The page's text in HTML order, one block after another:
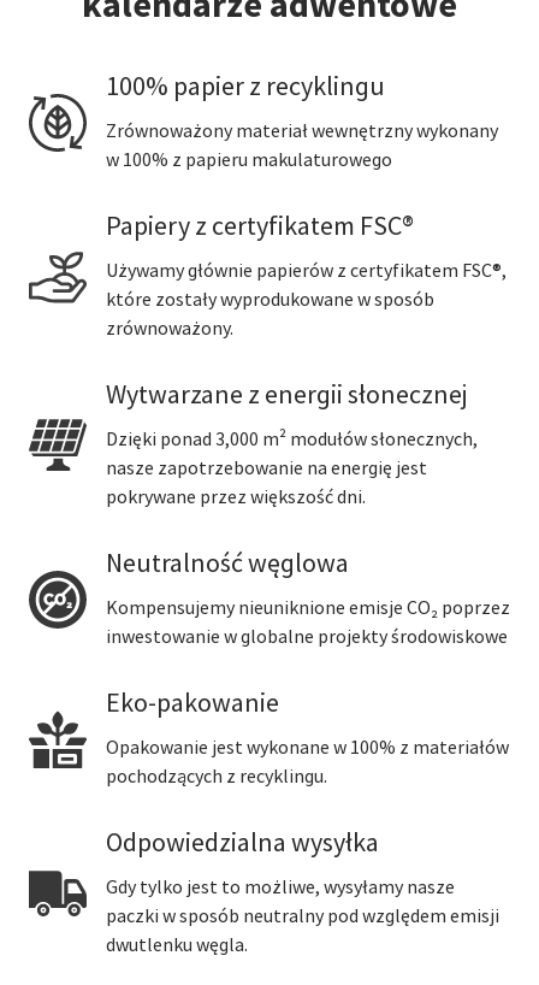
100% papier z recyklingu
Zrównoważony materiał wewnętrzny wykonany
w 100% z papieru makulaturowego
Papiery z certyfikatem FSC®
Używamy głównie papierów z certyfikatem FSC®,
które zostały wyprodukowane w sposób
zrównoważony.
Wytwarzane z energii słonecznej
Dzięki ponad 3,000 m² modułów słonecznych,
nasze zapotrzebowanie na energię jest
pokrywane przez większość dni.
Neutralność węglowa
Kompensujemy nieuniknione emisje CO₂ poprzez
inwestowanie w globalne projekty środowiskowe
Eko-pakowanie
Opakowanie jest wykonane w 100% z materiałów
pochodzących z recyklingu.
Odpowiedzialna wysyłka
Gdy tylko jest to możliwe, wysyłamy nasze
paczki w sposób neutralny pod względem emisji
dwutlenku węgla.